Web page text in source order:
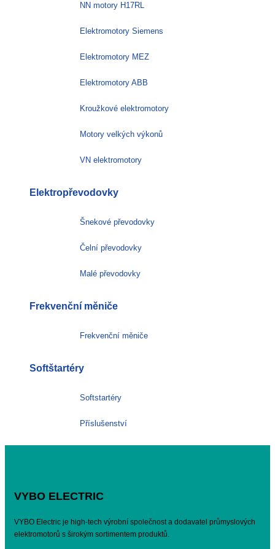
NN motory H17RL
Elektromotory Siemens
Elektromotory MEZ
Elektromotory ABB
Kroužkové elektromotory
Motory velkých výkonů
VN elektromotory
Elektropřevodovky
Šnekové převodovky
Čelní převodovky
Malé převodovky
Frekvenční měniče
Frekvenční měniče
Softštartéry
Softstartéry
Příslušenství
VYBO ELECTRIC
VYBO Electric je high-tech výrobní společnost a dodavatel průmyslových
elektromotorů s širokým sortimentem produktů.